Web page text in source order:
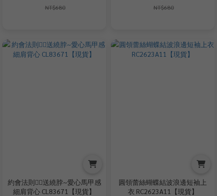
NT$680 NT$680
約會法則✍🏻送繞脖~愛心馬甲感
細肩背心 CL83671【現貨】
圓領蕾絲蝴蝶結波浪邊短袖上
衣 RC2623A11【現貨】